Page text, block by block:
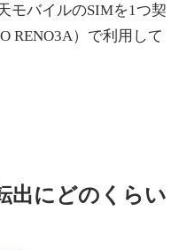
モバイルのSIMを1つ契
RENO3A）で利用して
出にどのくらい